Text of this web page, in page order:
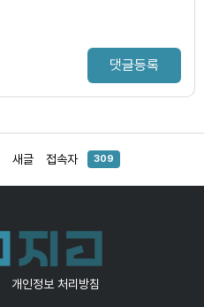
댓글등록
새글 접속자 309
개인정보 처리방침